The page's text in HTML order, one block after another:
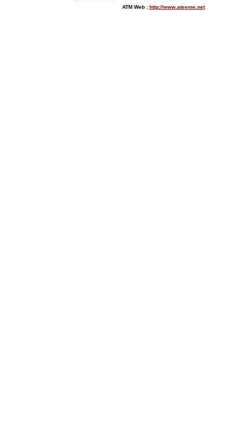
ATM Web : http://www.ateeme.net